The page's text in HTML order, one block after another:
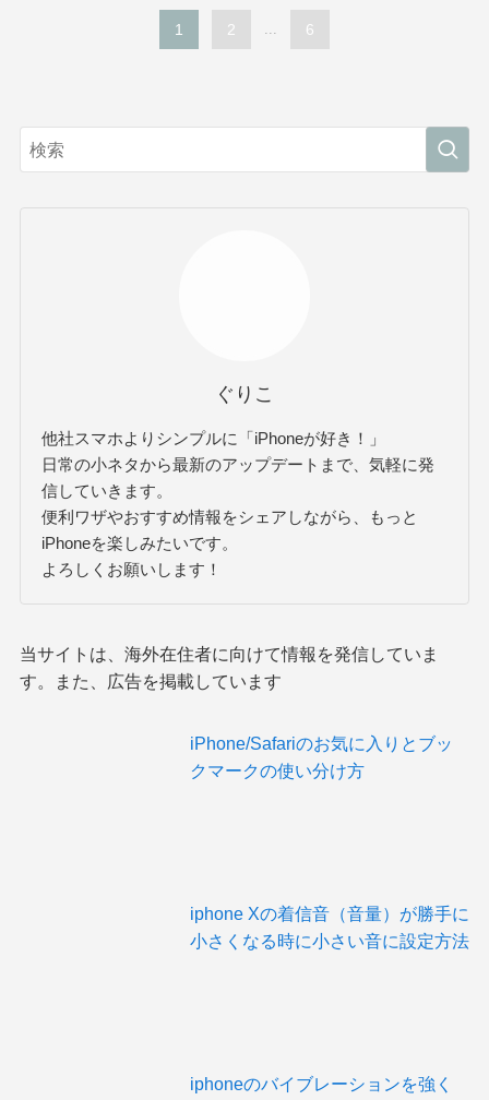
1 2 ... 6
ぐりこ
他社スマホよりシンプルに「iPhoneが好き！」
日常の小ネタから最新のアップデートまで、気軽に発
信していきます。
便利ワザやおすすめ情報をシェアしながら、もっと
iPhoneを楽しみたいです。
よろしくお願いします！
当サイトは、海外在住者に向けて情報を発信していま
す。また、広告を掲載しています
iPhone/Safariのお気に入りとブッ
クマークの使い分け方
iphone Xの着信音（音量）が勝手に
小さくなる時に小さい音に設定方法
iphoneのバイブレーションを強く